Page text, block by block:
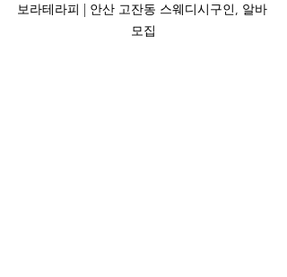
보라테라피 | 안산 고잔동 스웨디시구인, 알바
모집